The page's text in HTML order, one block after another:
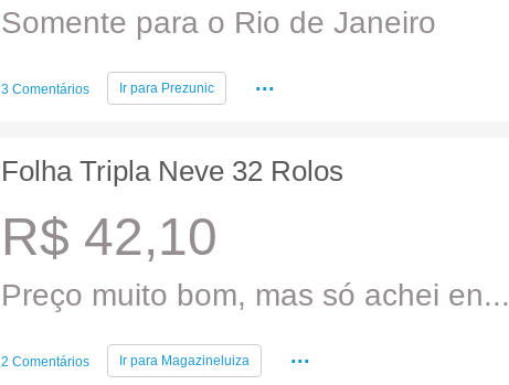
Somente para o Rio de Janeiro
3 Comentários Ir para Prezunic ...
Folha Tripla Neve 32 Rolos
R$ 42,10
Preço muito bom, mas só achei en...
2 Comentários Ir para Magazineluiza ...